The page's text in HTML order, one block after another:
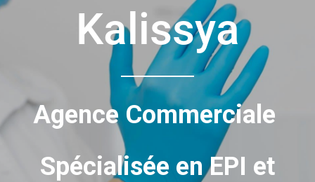
Kalissya
Agence Commerciale
Spécialisée en EPI et